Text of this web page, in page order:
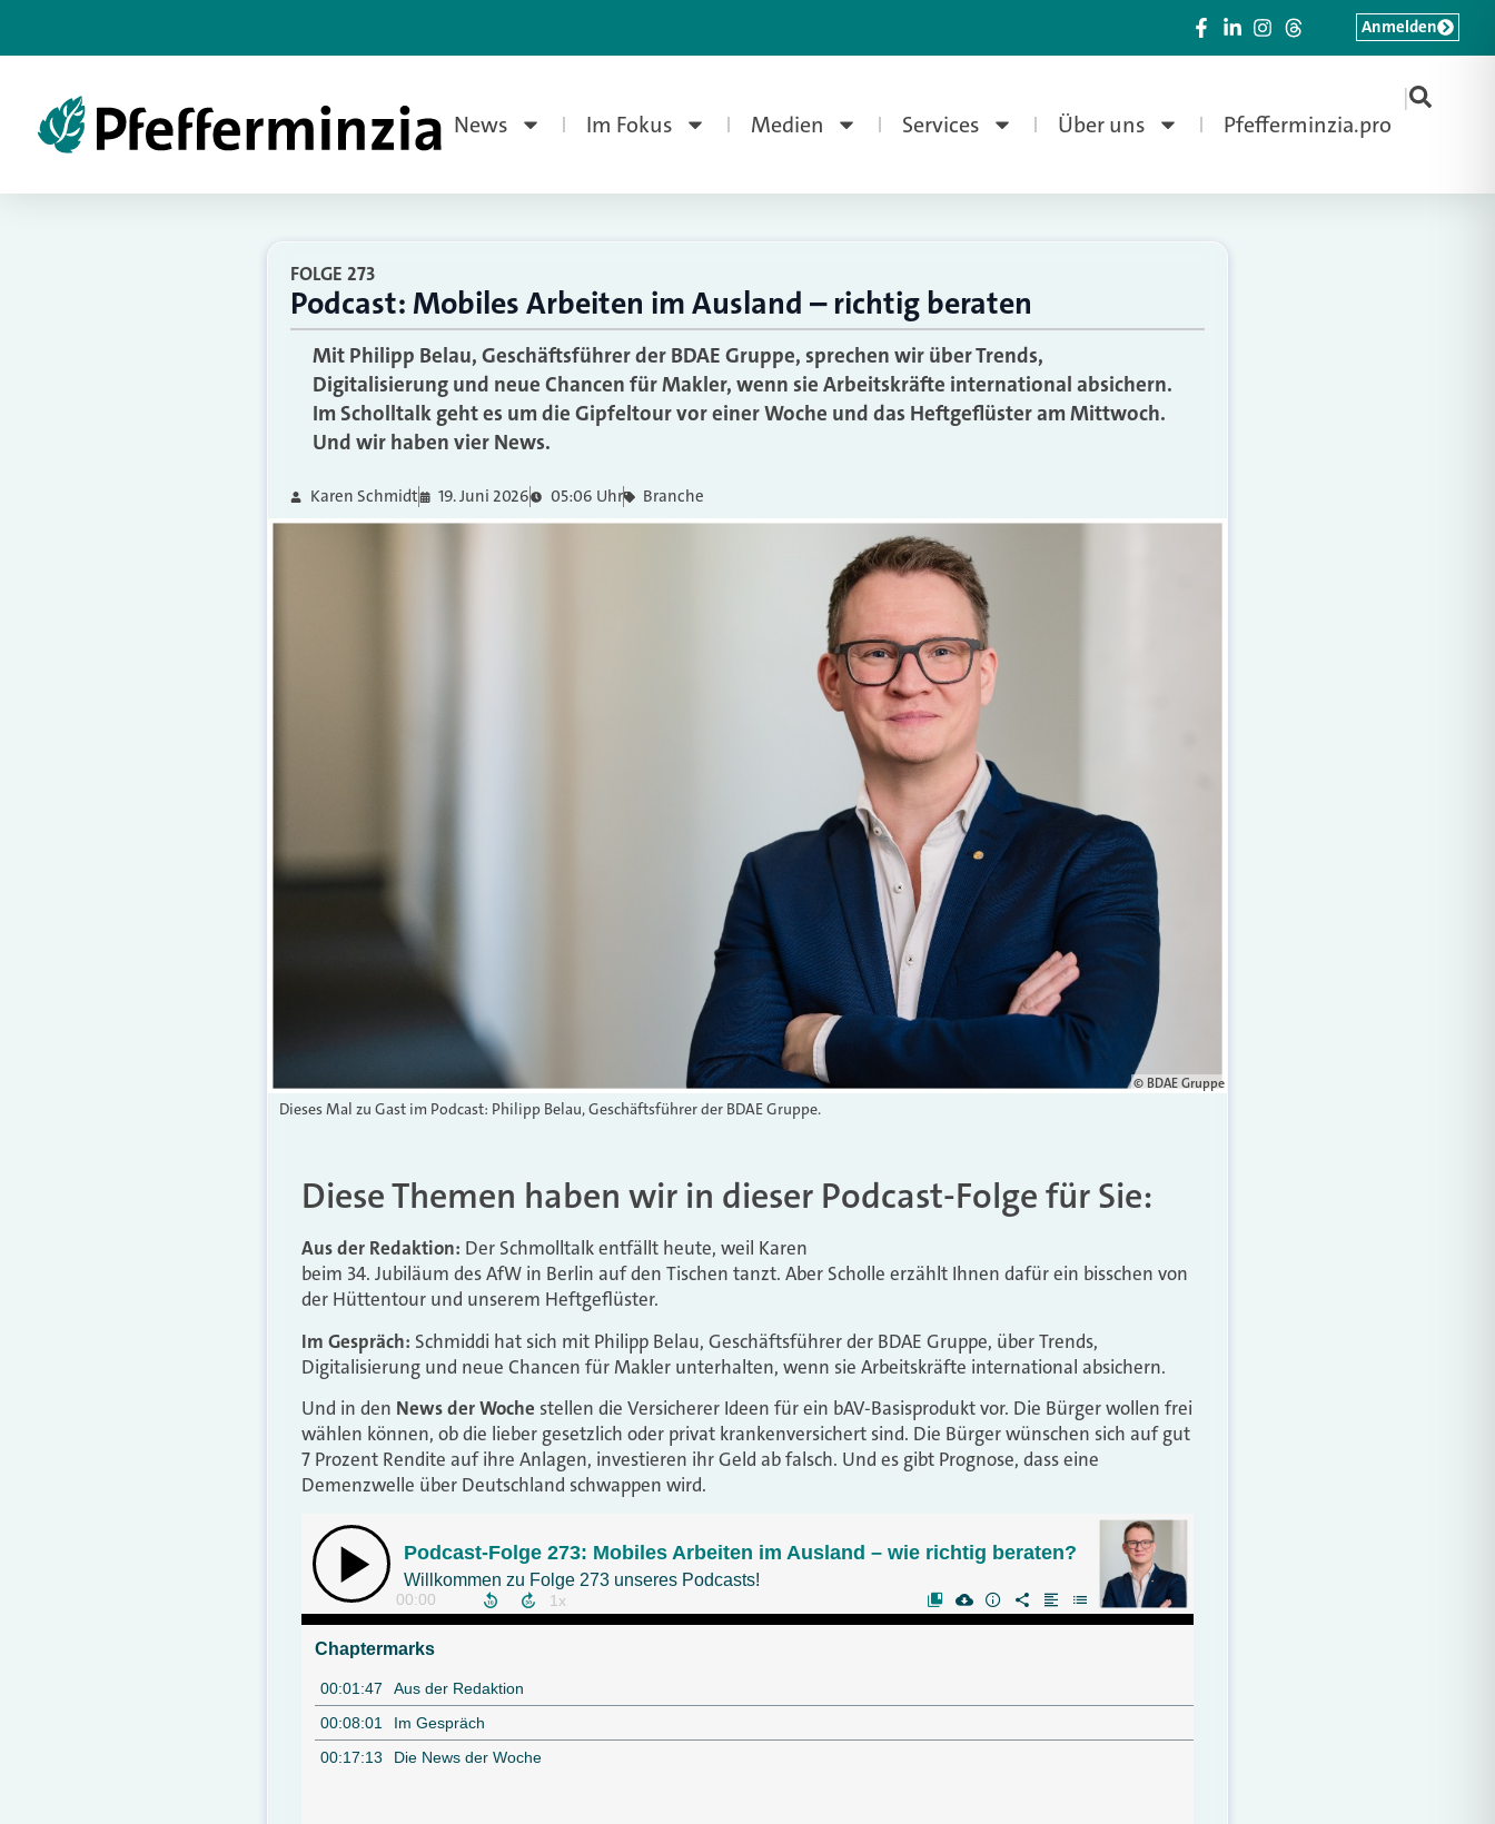
News Im Fokus Medien Services Über uns Pfefferminzia.pro
|
Anmelden
FOLGE 273
Podcast: Mobiles Arbeiten im Ausland – richtig beraten
Mit Philipp Belau, Geschäftsführer der BDAE Gruppe, sprechen wir über Trends,
Digitalisierung und neue Chancen für Makler, wenn sie Arbeitskräfte international absichern.
Im Scholltalk geht es um die Gipfeltour vor einer Woche und das Heftgeflüster am Mittwoch.
Und wir haben vier News.
Karen Schmidt 19. Juni 2026 05:06 Uhr Branche
© BDAE Gruppe
Dieses Mal zu Gast im Podcast: Philipp Belau, Geschäftsführer der BDAE Gruppe.
Diese Themen haben wir in dieser Podcast-Folge für Sie:
Aus der Redaktion: Der Schmolltalk entfällt heute, weil Karen
beim 34. Jubiläum des AfW in Berlin auf den Tischen tanzt. Aber Scholle erzählt Ihnen dafür ein bisschen von
der Hüttentour und unserem Heftgeflüster.
Im Gespräch: Schmiddi hat sich mit Philipp Belau, Geschäftsführer der BDAE Gruppe, über Trends,
Digitalisierung und neue Chancen für Makler unterhalten, wenn sie Arbeitskräfte international absichern.
Und in den News der Woche stellen die Versicherer Ideen für ein bAV-Basisprodukt vor. Die Bürger wollen frei
wählen können, ob die lieber gesetzlich oder privat krankenversichert sind. Die Bürger wünschen sich auf gut
7 Prozent Rendite auf ihre Anlagen, investieren ihr Geld ab falsch. Und es gibt Prognose, dass eine
Demenzwelle über Deutschland schwappen wird.